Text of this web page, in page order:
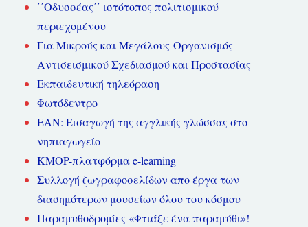
΄΄Οδυσσέας΄΄ ιστότοπος πολιτισμικού
περιεχομένου
Για Μικρούς και Μεγάλους-Οργανισμός
Αντισεισμικού Σχεδιασμού και Προστασίας
Εκπαιδευτική τηλεόραση
Φωτόδεντρο
ΕΑΝ: Εισαγωγή της αγγλικής γλώσσας στο
νηπιαγωγείο
KMOP-πλατφόρμα e-learning
Συλλογή ζωγραφοσελίδων απο έργα των
διασημότερων μουσείων όλου του κόσμου
Παραμυθοδρομίες «Φτιάξε ένα παραμύθι»!